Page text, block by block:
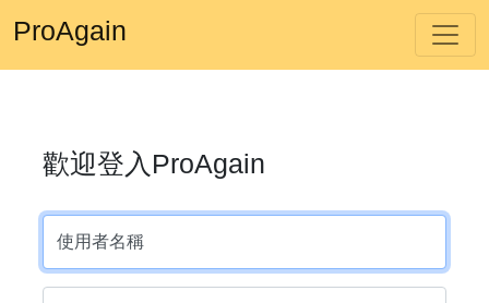
ProAgain
歡迎登入ProAgain
使用者名稱